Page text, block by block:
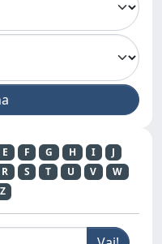
E F G H I
J
R S T U V
W
Z